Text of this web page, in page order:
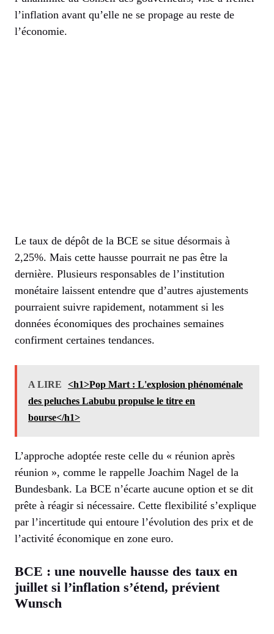
l’inflation avant qu’elle ne se propage au reste de
l’économie.
Le taux de dépôt de la BCE se situe désormais à
2,25%. Mais cette hausse pourrait ne pas être la
dernière. Plusieurs responsables de l’institution
monétaire laissent entendre que d’autres ajustements
pourraient suivre rapidement, notamment si les
données économiques des prochaines semaines
confirment certaines tendances.
A LIRE
<h1>Pop Mart : L'explosion phénoménale
des peluches Labubu propulse le titre en
bourse</h1>
L’approche adoptée reste celle du « réunion après
réunion », comme le rappelle Joachim Nagel de la
Bundesbank. La BCE n’écarte aucune option et se dit
prête à réagir si nécessaire. Cette flexibilité s’explique
par l’incertitude qui entoure l’évolution des prix et de
l’activité économique en zone euro.
BCE : une nouvelle hausse des taux en
juillet si l’inflation s’étend, prévient
Wunsch